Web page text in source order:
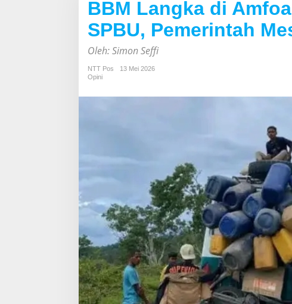
BBM Langka di
SPBU, Pemerintah
Oleh: Simon Seffi
NTT Pos
13 Mei 2026
Opini